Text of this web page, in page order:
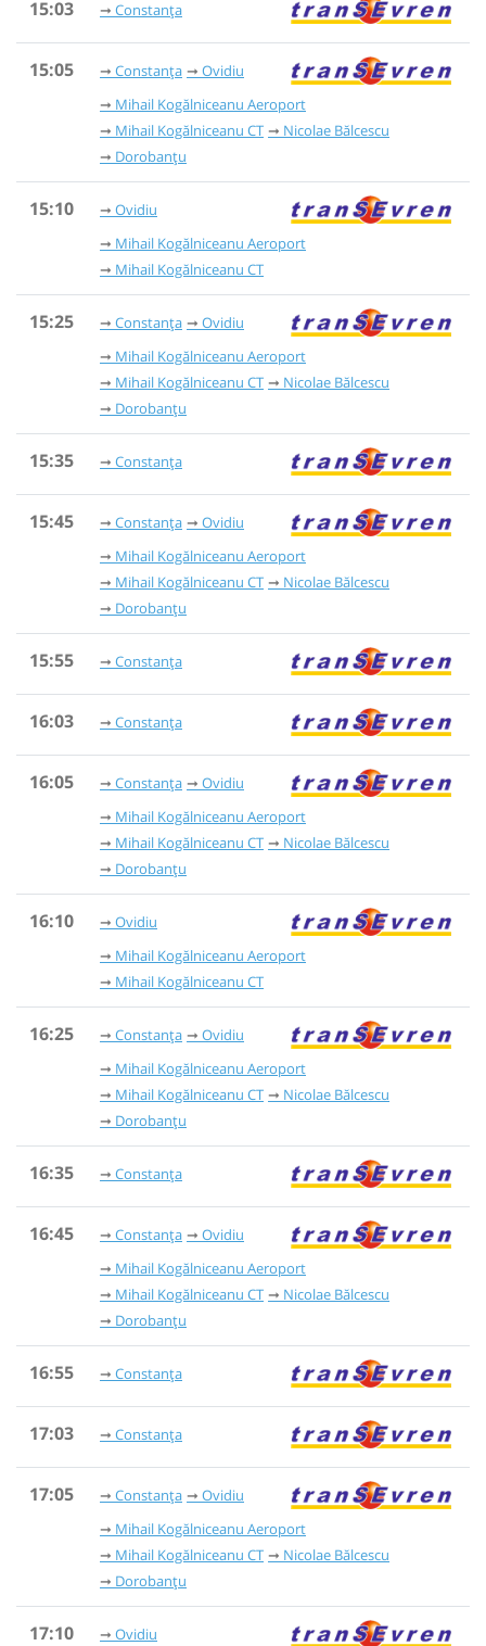
15:03 Constanța
15:05 Constanța
Ovidiu
Mihail Kogălniceanu Aeroport
Mihail Kogălniceanu CT
Nicolae Bălcescu
Dorobanțu
15:10
Ovidiu
Mihail Kogălniceanu Aeroport
Mihail Kogălniceanu CT
15:25 Constanța
Ovidiu
Mihail Kogălniceanu Aeroport
Mihail Kogălniceanu CT
Nicolae Bălcescu
Dorobanțu
15:35 Constanța
15:45 Constanța
Ovidiu
Mihail Kogălniceanu Aeroport
Mihail Kogălniceanu CT
Nicolae Bălcescu
Dorobanțu
15:55 Constanța
16:03 Constanța
16:05 Constanța
Ovidiu
Mihail Kogălniceanu Aeroport
Mihail Kogălniceanu CT
Nicolae Bălcescu
Dorobanțu
16:10
Ovidiu
Mihail Kogălniceanu Aeroport
Mihail Kogălniceanu CT
16:25 Constanța
Ovidiu
Mihail Kogălniceanu Aeroport
Mihail Kogălniceanu CT
Nicolae Bălcescu
Dorobanțu
16:35 Constanța
16:45 Constanța
Ovidiu
Mihail Kogălniceanu Aeroport
Mihail Kogălniceanu CT
Nicolae Bălcescu
Dorobanțu
16:55 Constanța
17:03 Constanța
17:05 Constanța
Ovidiu
Mihail Kogălniceanu Aeroport
Mihail Kogălniceanu CT
Nicolae Bălcescu
Dorobanțu
17:10
Ovidiu